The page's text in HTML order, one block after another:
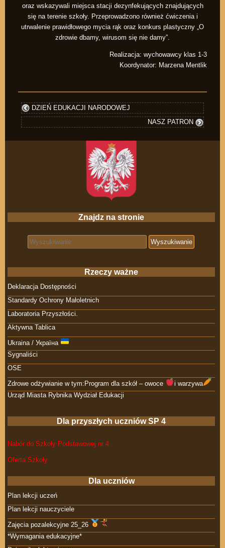
oraz wskazywali miejsca stacji dezynfekujących znajdujących
się na terenie szkoły. Przeprowadzono również ćwiczenia i
utrwalenie prawidłowego mycia rąk oraz konkurs plastyczny „O
zdrowie dbamy, wirusom się nie damy”.
Realizacja: wychowawcy klas 1-3
Koordynator: Marzena Mentlik
DZIEŃ EDUKACJI NARODOWEJ
NASZ PATRON
Znajdz na stronie
Search for:
Rzeczy ważne
Deklaracja Dostępności
Standardy Ochrony Małoletnich
Laboratoria Przyszłości.
Aktywna Tablica
Ukraina / Україна
Sygnaliści
OSE
Zdrowe odżywianie w tym:Program dla szkół – owoce
i warzywa
Urząd Miasta Rybnika Wydział Edukacji
Dla przyszłych uczniów SP 4
Nabór do Szkoły Podstawowej nr 4
Oferta Szkoły
Dla uczniów
Plan lekcji uczeń
Plan lekcji nauczyciele
Zajęcia pozalekcyjne 25_26
*Wymagania edukacyjne*